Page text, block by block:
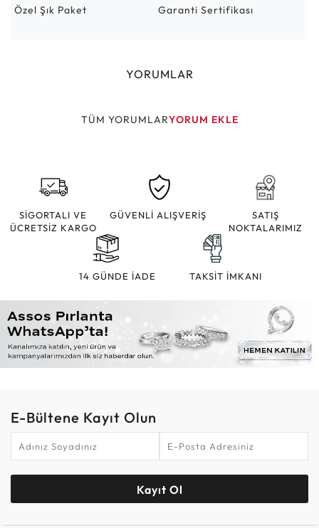
Özel Şık Paket Garanti Sertifikası
YORUMLAR
TÜM YORUMLARYORUM EKLE
SİGORTALI VE
ÜCRETSİZ KARGO
GÜVENLİ ALIŞVERİŞ
SATIŞ
NOKTALARIMIZ
14 GÜNDE İADE TAKSİT İMKANI
E-Bültene Kayıt Olun
Kayıt Ol